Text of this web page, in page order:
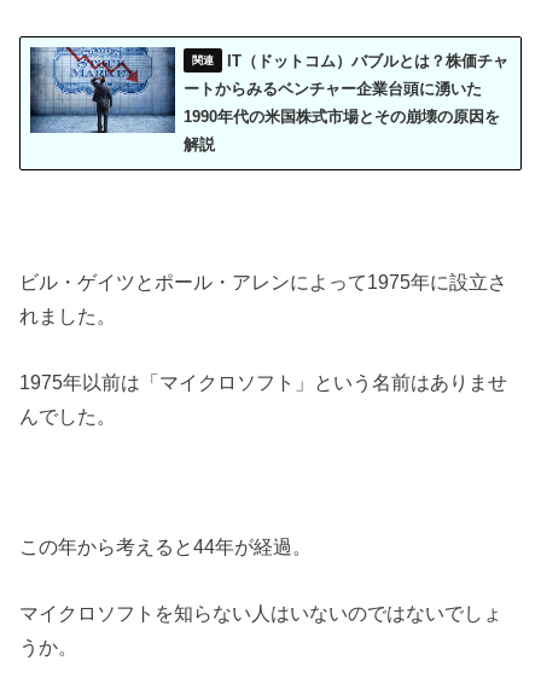
IT（ドットコム）バブルとは？株価チャ
ートからみるベンチャー企業台頭に湧いた
1990年代の米国株式市場とその崩壊の原因を
解説
ビル・ゲイツとポール・アレンによって1975年に設立さ
れました。
1975年以前は「マイクロソフト」という名前はありませ
んでした。
この年から考えると44年が経過。
マイクロソフトを知らない人はいないのではないでしょ
うか。